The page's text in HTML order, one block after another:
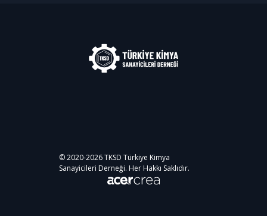
© 2020-2026TKSD Türkiye Kimya
Sanayicileri Derneği. Her Hakkı Saklıdır.